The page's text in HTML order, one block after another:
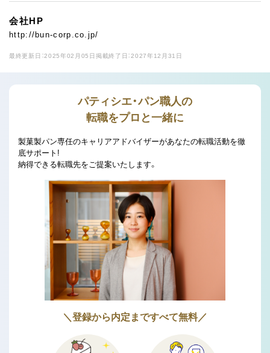
会社HP
http://bun-corp.co.jp/
最終更新日：2025年02月05日 掲載終了日：2027年12月31日
パティシエ・パン職人の
転職をプロと一緒に
製菓製パン専任のキャリアアドバイザーがあなたの転職活動を徹
底サポート!
納得できる転職先をご提案いたします。
＼登録から内定まですべて無料／